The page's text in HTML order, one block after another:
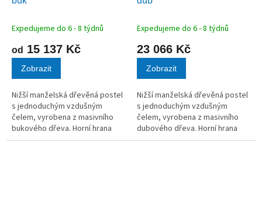
Expedujeme do 6 - 8 týdnů
od 15 137 Kč
Zobrazit
Nižší manželská dřevěná postel
s jednoduchým vzdušným
čelem, vyrobena z masivního
bukového dřeva. Horní hrana
bočnice ve 40 cm.
Expedujeme do 6 - 8 týdnů
23 066 Kč
Zobrazit
Nižší manželská dřevěná postel
s jednoduchým vzdušným
čelem, vyrobena z masivního
dubového dřeva. Horní hrana
bočnice ve 40 cm.